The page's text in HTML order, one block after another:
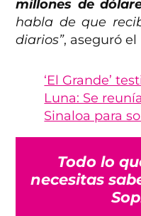
millones de
habla de que
diarios”, aseguró
‘El Grande’
Luna: Se
Sinaloa para
Todo lo
necesitas